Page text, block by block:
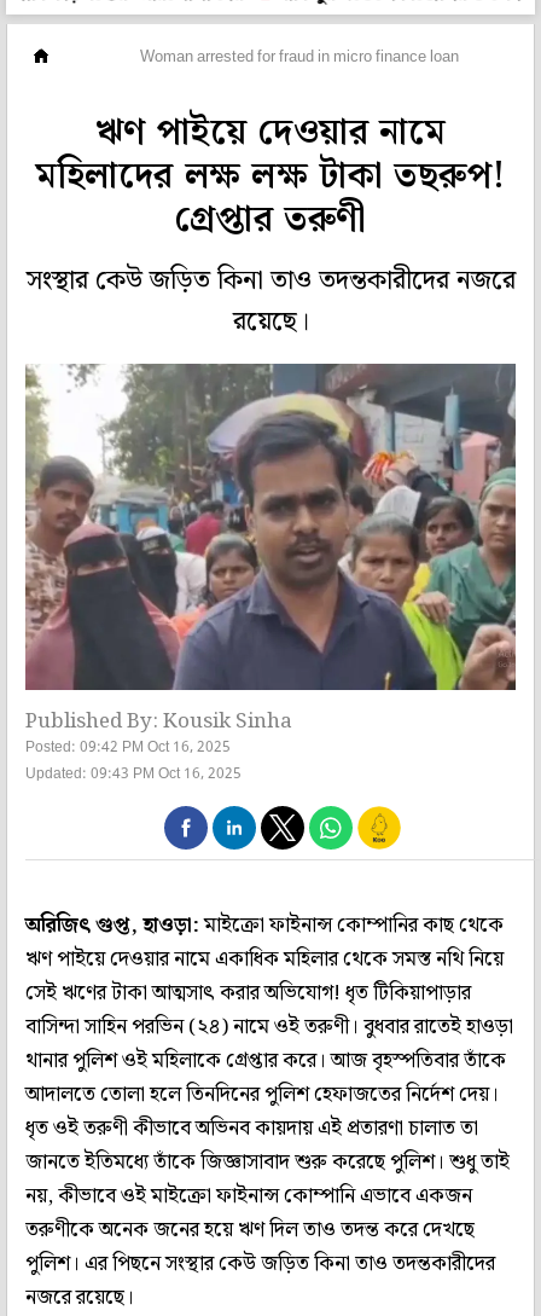
Woman arrested for fraud in micro finance loan
ঋণ পাইয়ে দেওয়ার নামে
মহিলাদের লক্ষ লক্ষ টাকা তছরুপ!
গ্রেপ্তার তরুণী
সংস্থার কেউ জড়িত কিনা তাও তদন্তকারীদের নজরে
রয়েছে।
Published By: Kousik Sinha
Posted: 09:42 PM Oct 16, 2025
Updated: 09:43 PM Oct 16, 2025
অরিজিৎ গুপ্ত, হাওড়া:মাইক্রো ফাইনান্স কোম্পানির কাছ থেকে
ঋণ পাইয়ে দেওয়ার নামে একাধিক মহিলার থেকে সমস্ত নথি নিয়ে
সেই ঋণের টাকা আত্মসাৎ করার অভিযোগ! ধৃত টিকিয়াপাড়ার
বাসিন্দা সাহিন পরভিন (২৪) নামে ওই তরুণী। বুধবার রাতেই হাওড়া
থানার পুলিশ ওই মহিলাকে গ্রেপ্তার করে। আজ বৃহস্পতিবার তাঁকে
আদালতে তোলা হলে তিনদিনের পুলিশ হেফাজতের নির্দেশ দেয়।
ধৃত ওই তরুণী কীভাবে অভিনব কায়দায় এই প্রতারণা চালাত তা
জানতে ইতিমধ্যে তাঁকে জিজ্ঞাসাবাদ শুরু করেছে পুলিশ। শুধু তাই
নয়, কীভাবে ওই মাইক্রো ফাইনান্স কোম্পানি এভাবে একজন
তরুণীকে অনেক জনের হয়ে ঋণ দিল তাও তদন্ত করে দেখছে
পুলিশ। এর পিছনে সংস্থার কেউ জড়িত কিনা তাও তদন্তকারীদের
নজরে রয়েছে।